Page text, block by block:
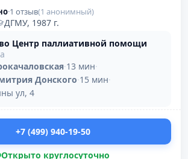
·1 отзыв(1 анонимный)
ДГМУ, 1987 г.
Центр паллиативной помощи
·13 мин·
Донского·15 мин·
ул, 4
+7 (499) 940-19-50
Открыто круглосуточно